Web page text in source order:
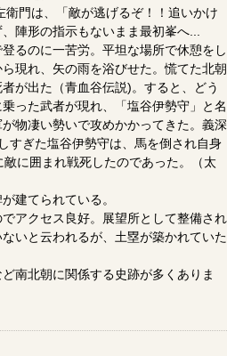
はめてやろうということで、最初峯か
いた。
門は、「敵が逃げるぞ！！追いかけ
陣形の指示もないまま最初峯へ...
るのに一苦労。平坦な場所で休憩をし
現れ、矢の雨を浴びせた。慌てた北朝
が出た（青血谷伝説)。すると、どう
った武者が現れ、「塩谷伊勢守」と名
物凄い勢いで攻めかかってきた。義深
ぎた塩谷伊勢守は、馬を倒され自身
に囲まれ戦死したのであった。（太
建てられている。
アクセス良好。展望所として整備され
いと云われるが、土塁が築かれていた
南北朝に関係する史跡が多くありま